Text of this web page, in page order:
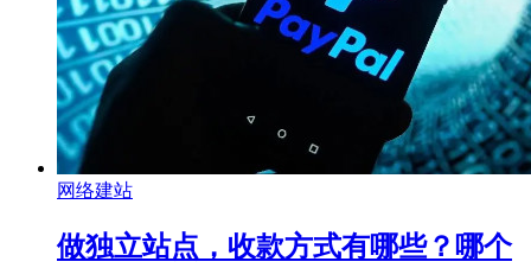
网络建站
做独立站点，收款方式有哪些？哪个